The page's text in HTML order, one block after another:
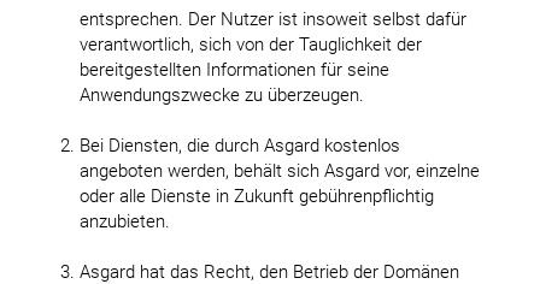
entsprechen. Der Nutzer ist insoweit selbst dafür
verantwortlich, sich von der Tauglichkeit der
bereitgestellten Informationen für seine
Anwendungszwecke zu überzeugen.
Bei Diensten, die durch Asgard kostenlos
angeboten werden, behält sich Asgard vor, einzelne
oder alle Dienste in Zukunft gebührenpflichtig
anzubieten.
Asgard hat das Recht, den Betrieb der Domänen